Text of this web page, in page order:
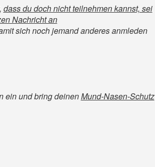
dass du doch nicht teilnehmen kannst, sei
Nachricht an
sich noch jemand anderes anmleden
ein und bring deinenMund-Nasen-Schutz